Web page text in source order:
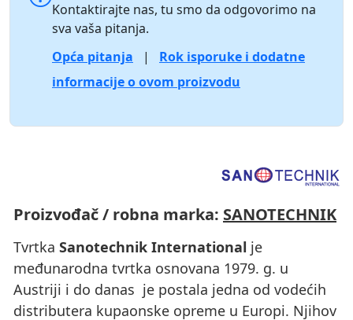
Kontaktirajte nas, tu smo da odgovorimo na
sva vaša pitanja.
Opća pitanja
|
Rok isporuke i dodatne
informacije o ovom proizvodu
Proizvođač / robna marka: SANOTECHNIK
Tvrtka Sanotechnik International je
međunarodna tvrtka osnovana 1979. g. u
Austriji i do danas je postala jedna od vodećih
distributera kupaonske opreme u Europi. Njihov